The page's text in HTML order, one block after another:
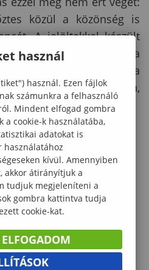
közül a közönség is
A jelöltekkel készült
érhetők el (Kósa
érhető el), a
pedig Instagramon,
zajlik július 5-ig.
használ
használ. Ezen fájlok
számunkra a felhasználó
Mindent elfogad gombra
a cookie-k használatába,
adatokat is
használatához
kívül. Amennyiben
akkor átirányítjuk a
tudjuk megjeleníteni a
gombra kattintva tudja
cookie-kat.